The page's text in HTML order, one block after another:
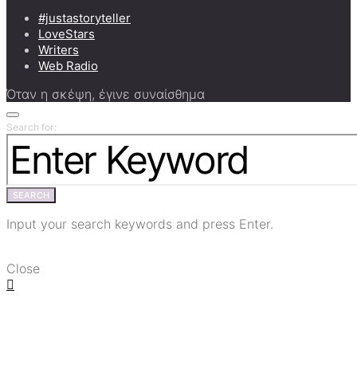
#justastoryteller
LoveStars
Writers
Web Radio
Όταν η σκέψη, έγινε συναίσθημα
Search for:
SEARCH
Input your search keywords and press Enter.
Close